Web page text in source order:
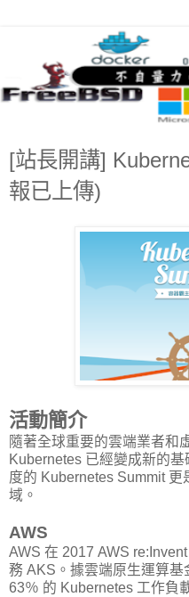
[站長開講]
報已上傳)
活動簡介
隨著全球重要的雲端業者和
Kubernetes 已經變成新的
度的 Kubernetes Summit
域。
AWS
AWS 在 2017 AWS
務 AKS。據雲端原生運算
63％ 的 Kubernetes 工作負